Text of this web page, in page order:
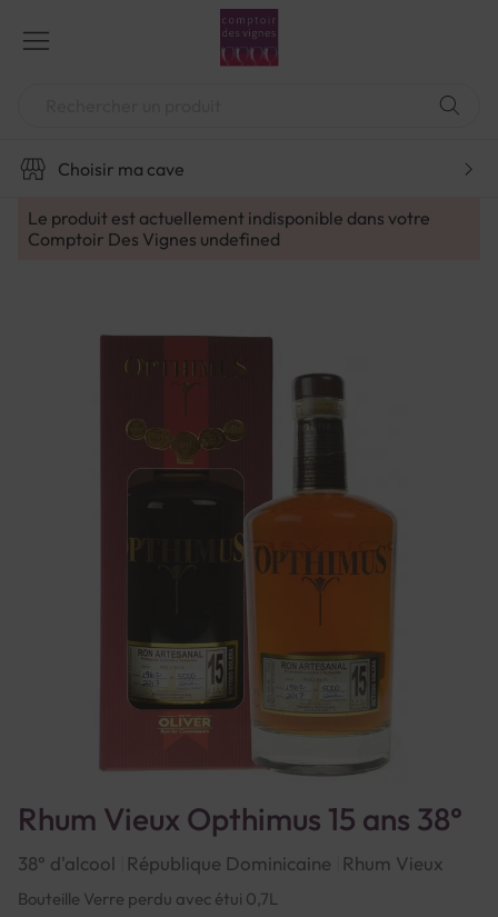
contenu
Choisir ma cave
Le produit est actuellement indisponible dans votre
Comptoir Des Vignes undefined
Rhum Vieux Opthimus 15 ans 38°
38° d'alcool République Dominicaine Rhum Vieux
Bouteille Verre perdu avec étui 0,7L